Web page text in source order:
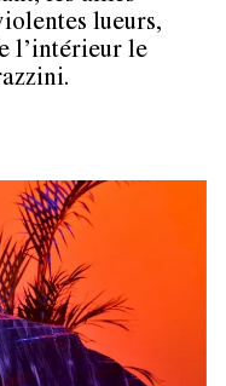
lueurs,
l’intérieur le